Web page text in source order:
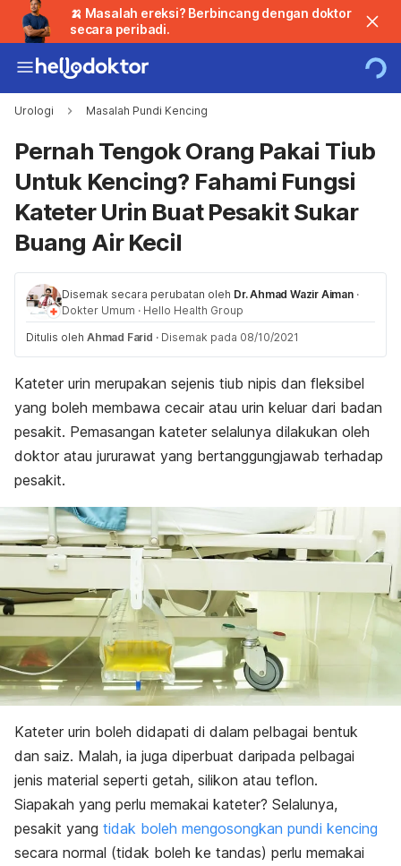
🍌 Masalah ereksi? Berbincang dengan doktor
secara peribadi.
Urologi Masalah Pundi Kencing
Pernah Tengok Orang Pakai Tiub
Untuk Kencing? Fahami Fungsi
Kateter Urin Buat Pesakit Sukar
Buang Air Kecil
Disemak secara perubatan oleh Dr. Ahmad Wazir Aiman ·
Dokter Umum · Hello Health Group
Ditulis oleh Ahmad Farid · Disemak pada 08/10/2021
Kateter urin merupakan sejenis tiub nipis dan fleksibel
yang boleh membawa cecair atau urin keluar dari badan
pesakit. Pemasangan kateter selalunya dilakukan oleh
doktor atau jururawat yang bertanggungjawab terhadap
pesakit.
Kateter urin boleh didapati di dalam pelbagai bentuk
dan saiz. Malah, ia juga diperbuat daripada pelbagai
jenis material seperti getah, silikon atau teflon.
Siapakah yang perlu memakai kateter? Selalunya,
pesakit yang tidak boleh mengosongkan pundi kencing
secara normal (tidak boleh ke tandas) perlu memakai